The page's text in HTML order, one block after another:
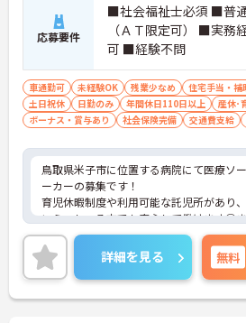
応募要件
■社会福祉士必須 ■普
（ＡＴ限定可） ■実務
可 ■経験不問
車通勤可 未経験OK 残業少なめ 住宅手当・補
土日祝休
日勤のみ 年間休日110日以上
産休･
ボーナス・賞与あり
社会保険完備 交通費支給
鳥取県米子市に位置する病院にて医療ソ
ーカーの募集です！
育児休暇制度や利用可能な託児所があり
いらっしゃる方でも安心して働けます◎
休日も123日としっかりお休みも取得出
ワークライフバランスを大切にしたい方に
です♪ご興味のある方は、面接ポイント
ますので、お気軽にご連絡ください。
詳細を見る 無料